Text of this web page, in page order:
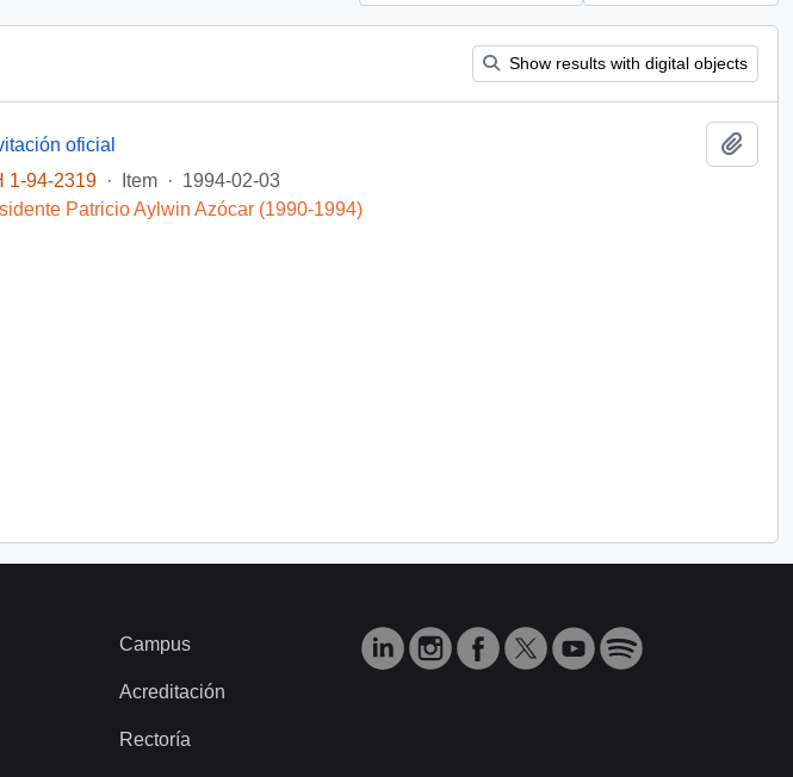
Show results with digital objects
oficial
1-94-2319
· Item · 1994-02-03
Patricio Aylwin Azócar (1990-1994)
Campus
Acreditación
Rectoría